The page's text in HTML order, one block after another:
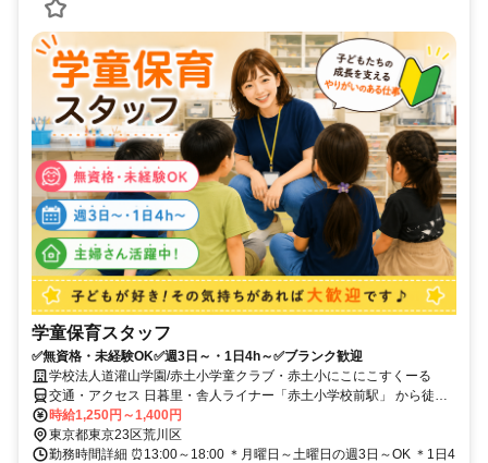
学童保育スタッフ
✅無資格・未経験OK✅週3日～・1日4h～✅ブランク歓迎
学校法人道灌山学園/赤土小学童クラブ・赤土小にこにこすくーる
交通・アクセス 日暮里・舎人ライナー「赤土小学校前駅」 から徒歩2
分
時給1,250円～1,400円
東京都東京23区荒川区
勤務時間詳細 ⏰13:00～18:00 ＊月曜日～土曜日の週3日～OK ＊1日4